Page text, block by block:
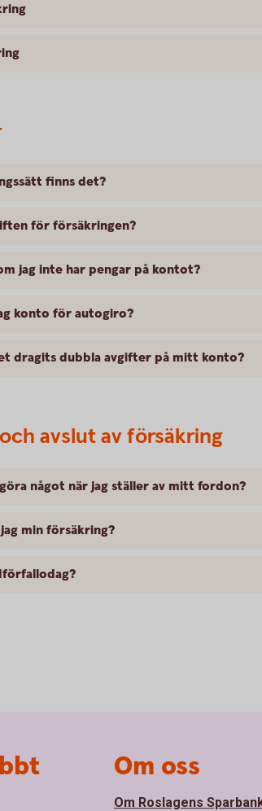
finns det?
för försäkringen?
jag inte har pengar på kontot?
konto för autogiro?
dragits dubbla avgifter på mitt konto?
avslut av försäkring
något när jag ställer av mitt fordon?
min försäkring?
Om oss
Om Roslagens